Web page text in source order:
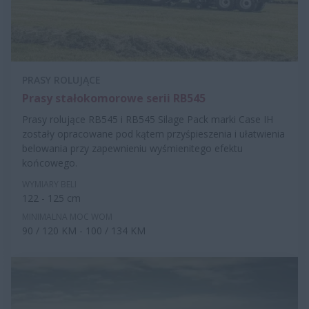
Prasy rolujące RB545 i RB545 Silage Pack marki Case IH
zostały opracowane pod kątem przyśpieszenia i ułatwienia
belowania przy zapewnieniu wyśmienitego efektu
końcowego.
122 - 125 cm
90 / 120 KM - 100 / 134 KM